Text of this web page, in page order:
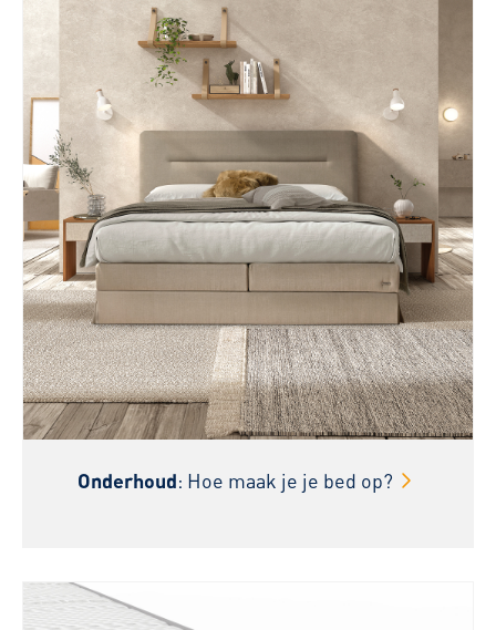
Onderhoud: Hoe maak je je bed op?